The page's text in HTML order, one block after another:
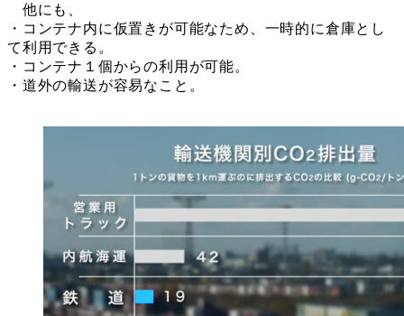
他にも、
・コンテナ内に仮置きが可能なため、一時的に倉庫とし
て利用できる。
・コンテナ１個からの利用が可能。
・道外の輸送が容易なこと。